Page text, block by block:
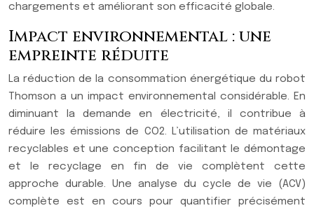
chargements et améliorant son efficacité globale.
Impact environnemental : une
empreinte réduite
La réduction de la consommation énergétique du robot
Thomson a un impact environnemental considérable. En
diminuant la demande en électricité, il contribue à
réduire les émissions de CO2. L’utilisation de matériaux
recyclables et une conception facilitant le démontage
et le recyclage en fin de vie complètent cette
approche durable. Une analyse du cycle de vie (ACV)
complète est en cours pour quantifier précisément